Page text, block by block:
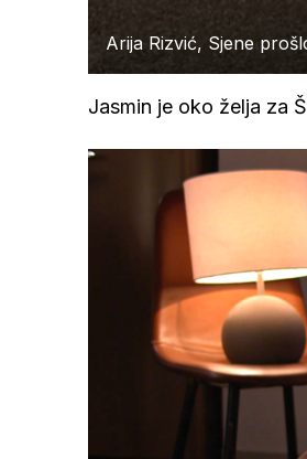
Arija Rizvić, Sjene
Jasmin je oko želja za